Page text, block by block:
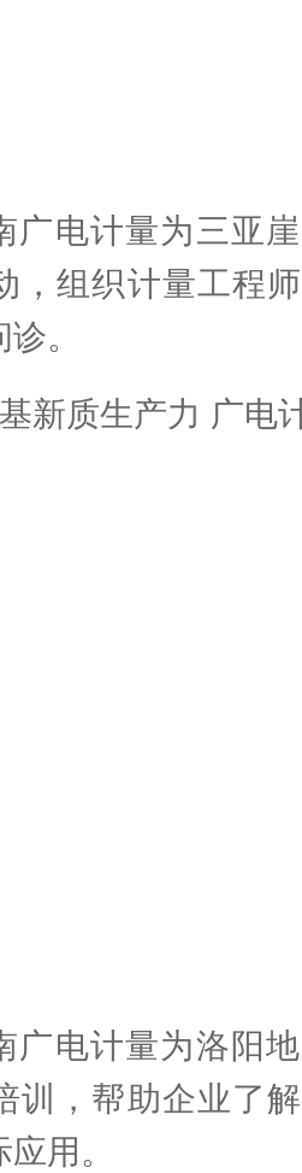
电计量为三亚崖
，组织计量工程
。
电计量为洛阳地
训，帮助企业了
用。